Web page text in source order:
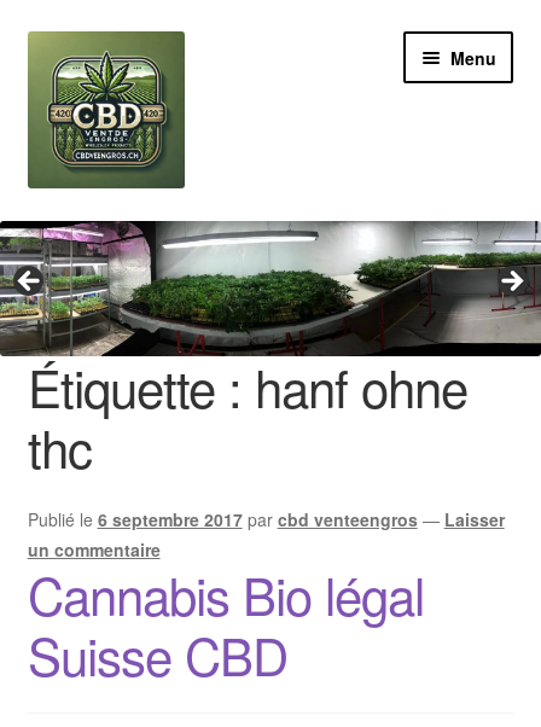
navigation
contenu
Menu
Revendeur
Grossiste Cannabis CBD
Huile de CBD
Boutures de CBD
Brands
Contact
Étiquette : hanf ohne
thc
Publié le 6 septembre 2017 par cbd venteengros — Laisser
un commentaire
Cannabis Bio légal
Suisse CBD